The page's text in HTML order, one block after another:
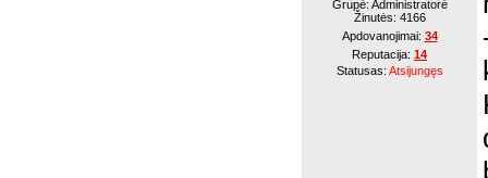
Grupė: Administratorė
Žinutės: 4166
Apdovanojimai: 34
Reputacija: 14
Statusas: Atsijungęs